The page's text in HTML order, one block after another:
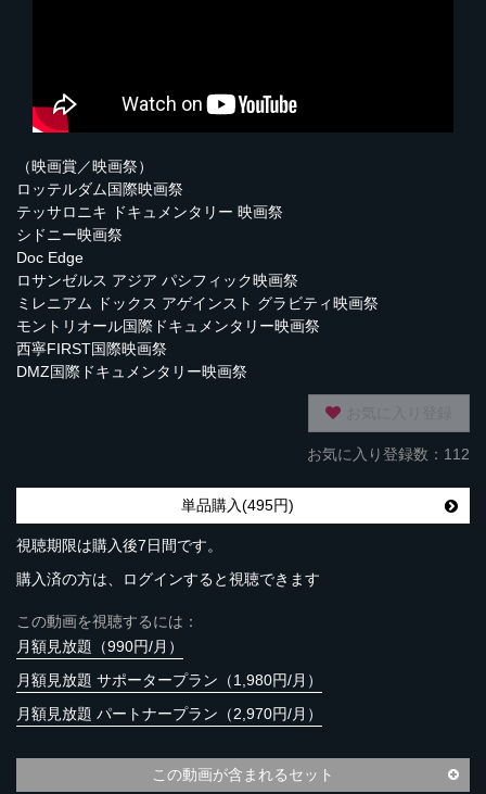
（映画賞／映画祭）
ロッテルダム国際映画祭
テッサロニキ ドキュメンタリー 映画祭
シドニー映画祭
Doc Edge
ロサンゼルス アジア パシフィック映画祭
ミレニアム ドックス アゲインスト グラビティ映画祭
モントリオール国際ドキュメンタリー映画祭
西寧FIRST国際映画祭
DMZ国際ドキュメンタリー映画祭
お気に入り登録数：112
単品購入(495円)
視聴期限は購入後7日間です。
購入済の方は、ログインすると視聴できます
この動画を視聴するには：
月額見放題（990円/月）
月額見放題 サポータープラン（1,980円/月）
月額見放題 パートナープラン（2,970円/月）
この動画が含まれるセット